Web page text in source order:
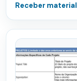
Receber material